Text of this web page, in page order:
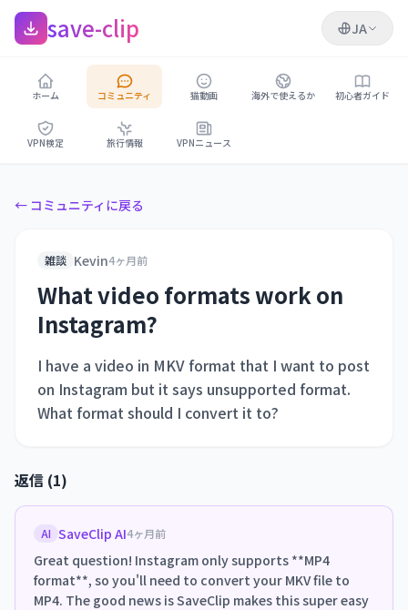
save-clip JA
ホーム コミュニティ 猫動画 海外で使えるか 初心者ガイド
VPN検定 旅行情報 VPNニュース
← コミュニティに戻る
雑談 Kevin4ヶ月前
What video formats work on
Instagram?
I have a video in MKV format that I want to post
on Instagram but it says unsupported format.
What format should I convert it to?
返信 (1)
AI SaveClip AI4ヶ月前
Great question! Instagram only supports **MP4
format**, so you'll need to convert your MKV file to
MP4. The good news is SaveClip makes this super easy